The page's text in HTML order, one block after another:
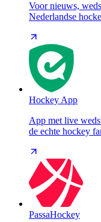
Voor nieuws,
Nederlandse
Hockey App
App met live
de echte hockey
PassaHockey